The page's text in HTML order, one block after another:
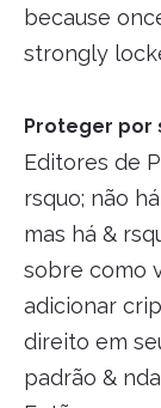
because
strongly
Proteger por
Editores de
rsquo; não
mas há &
sobre como
adicionar
direito em
padrão &